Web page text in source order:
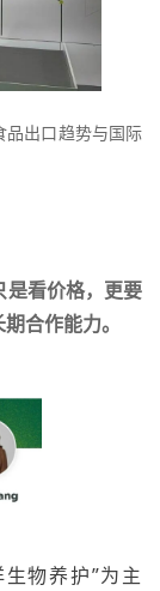
出口趋势与国际
是看价格，更要
合作能力。
物养护”为主